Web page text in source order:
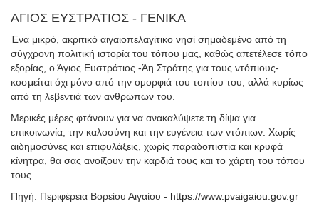
ΑΓΙΟΣ ΕΥΣΤΡΑΤΙΟΣ - ΓΕΝΙΚΑ
Ένα μικρό, ακριτικό αιγαιοπελαγίτικο νησί σημαδεμένο από τη
σύγχρονη πολιτική ιστορία του τόπου μας, καθώς απετέλεσε τόπο
εξορίας, ο Άγιος Ευστράτιος -Άη Στράτης για τους ντόπιους-
κοσμείται όχι μόνο από την ομορφιά του τοπίου του, αλλά κυρίως
από τη λεβεντιά των ανθρώπων του.
Μερικές μέρες φτάνουν για να ανακαλύψετε τη δίψα για
επικοινωνία, την καλοσύνη και την ευγένεια των ντόπιων. Χωρίς
αιδημοσύνες και επιφυλάξεις, χωρίς παραδοπιστία και κρυφά
κίνητρα, θα σας ανοίξουν την καρδιά τους και το χάρτη του τόπου
τους.
Πηγή: Περιφέρεια Βορείου Αιγαίου - https://www.pvaigaiou.gov.gr